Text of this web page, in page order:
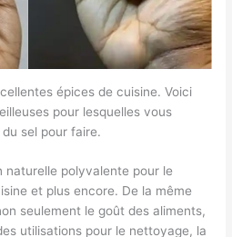
épices de cuisine. Voici
pour lesquelles vous
sel pour faire.
naturelle polyvalente pour le
et plus encore. De la même
seulement le goût des aliments,
utilisations pour le nettoyage, la